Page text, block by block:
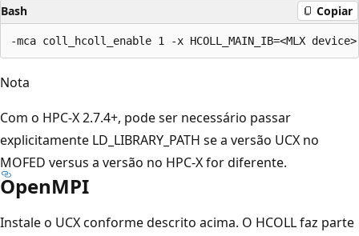
Bash Copiar
Nota
Com o HPC-X 2.7.4+, pode ser necessário passar
explicitamente LD_LIBRARY_PATH se a versão UCX no
MOFED versus a versão no HPC-X for diferente.
OpenMPI
Instale o UCX conforme descrito acima. O HCOLL faz parte